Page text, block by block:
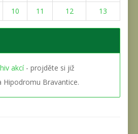
10 11 12 13
akcí- projděte si již
Hipodromu Bravantice.